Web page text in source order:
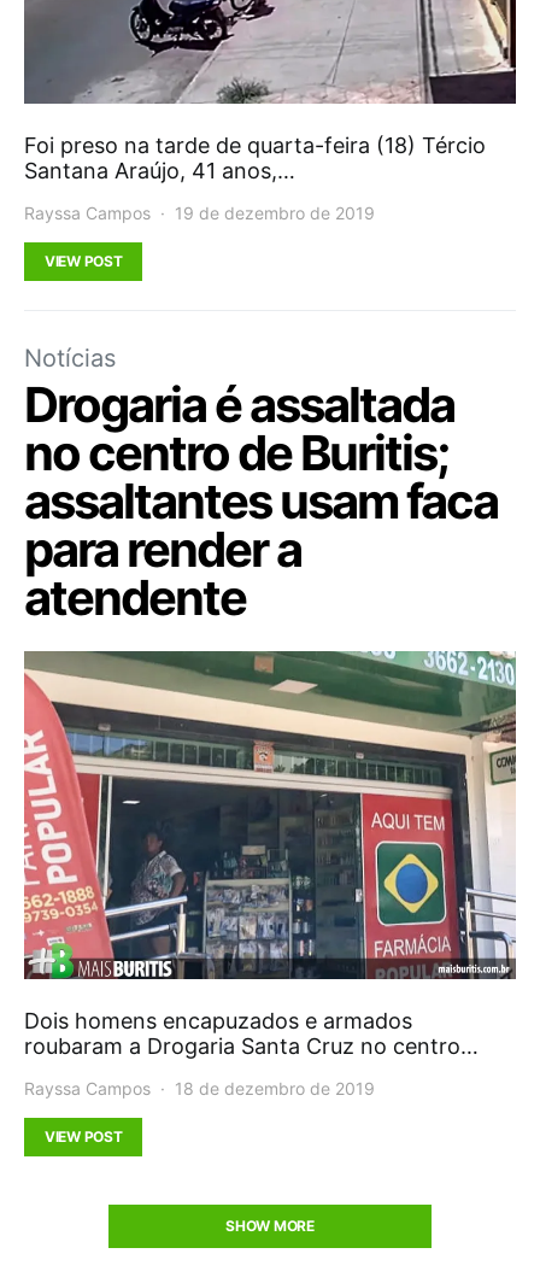
Foi preso na tarde de quarta-feira (18) Tércio
Santana Araújo, 41 anos,…
Rayssa Campos 19 de dezembro de 2019
VIEW POST
Notícias
Drogaria é assaltada
no centro de Buritis;
assaltantes usam faca
para render a
atendente
Dois homens encapuzados e armados
roubaram a Drogaria Santa Cruz no centro…
Rayssa Campos 18 de dezembro de 2019
VIEW POST
SHOW MORE